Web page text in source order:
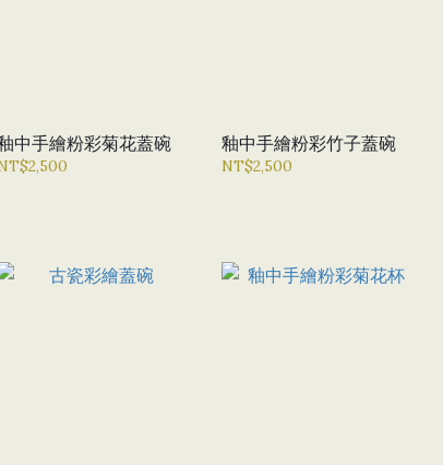
中手繪粉彩菊花蓋碗 釉中手繪粉彩竹子蓋碗
NT$2,500